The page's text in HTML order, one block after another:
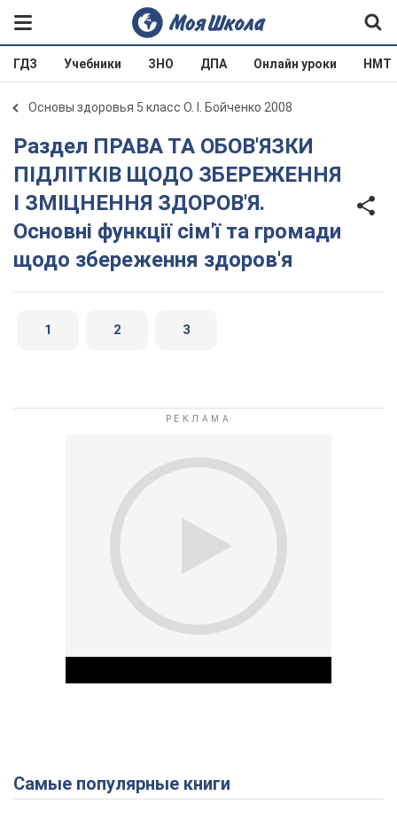
ГДЗ Учебники ЗНО ДПА Онлайн уроки НМТ
Основы здоровья 5 класс О. І. Бойченко 2008
Раздел ПРАВА ТА ОБОВ'ЯЗКИ
ПІДЛІТКІВ ЩОДО ЗБЕРЕЖЕННЯ
І ЗМІЦНЕННЯ ЗДОРОВ'Я.
Основні функції сім'ї та громади
щодо збереження здоров'я
1 2 3
Play Video
Самые популярные книги